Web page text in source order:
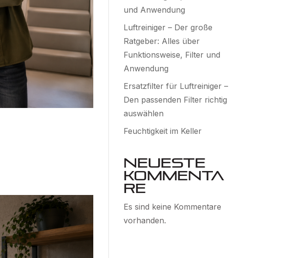
und Anwendung
Luftreiniger – Der große
Ratgeber: Alles über
Funktionsweise, Filter und
Anwendung
Ersatzfilter für Luftreiniger –
Den passenden Filter richtig
auswählen
Feuchtigkeit im Keller
Neueste
Kommenta
re
Es sind keine Kommentare
vorhanden.